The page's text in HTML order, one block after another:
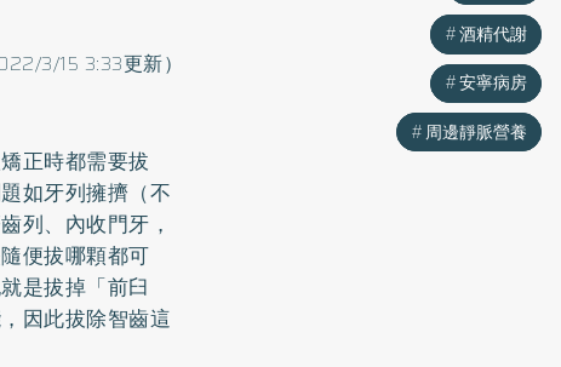
3/15 3:33更新）
矯正時都需要拔
如牙列擁擠（不
列、內收門牙，
便拔哪顆都可
是拔掉「前臼
因此拔除智齒這
酒精代謝
安寧病房
周邊靜脈營養
酒精代謝
安寧病房
周邊靜脈營養